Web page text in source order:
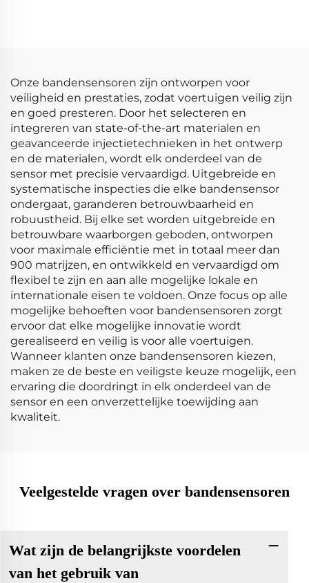
Onze bandensensoren zijn ontworpen voor
veiligheid en prestaties, zodat voertuigen veilig zijn
en goed presteren. Door het selecteren en
integreren van state-of-the-art materialen en
geavanceerde injectietechnieken in het ontwerp
en de materialen, wordt elk onderdeel van de
sensor met precisie vervaardigd. Uitgebreide en
systematische inspecties die elke bandensensor
ondergaat, garanderen betrouwbaarheid en
robuustheid. Bij elke set worden uitgebreide en
betrouwbare waarborgen geboden, ontworpen
voor maximale efficiëntie met in totaal meer dan
900 matrijzen, en ontwikkeld en vervaardigd om
flexibel te zijn en aan alle mogelijke lokale en
internationale eisen te voldoen. Onze focus op alle
mogelijke behoeften voor bandensensoren zorgt
ervoor dat elke mogelijke innovatie wordt
gerealiseerd en veilig is voor alle voertuigen.
Wanneer klanten onze bandensensoren kiezen,
maken ze de beste en veiligste keuze mogelijk, een
ervaring die doordringt in elk onderdeel van de
sensor en een onverzettelijke toewijding aan
kwaliteit.
Veelgestelde vragen over bandensensoren
Wat zijn de belangrijkste voordelen
van het gebruik van